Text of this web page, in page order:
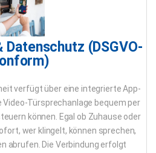
Datenschutz (DSGVO-
verfügt über eine integrierte App-
Video-Türsprechanlage bequem per
können. Egal ob Zuhause oder
wer klingelt, können sprechen,
erfolgt